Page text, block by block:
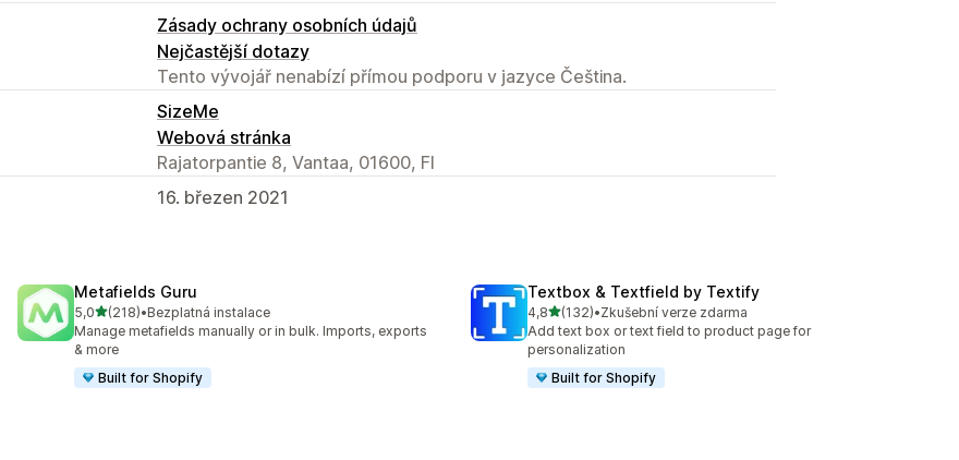
Zásady ochrany osobních údajů
Nejčastější dotazy
Tento vývojář nenabízí přímou podporu v jazyce Čeština.
SizeMe
Webová stránka
Rajatorpantie 8, Vantaa, 01600, FI
16. březen 2021
Metafields Guru
5,0z 5 hvězd
(218)
Celkový počet recenzí: 218
•Bezplatná instalace
Manage metafields manually or in bulk. Imports, exports
& more
Built for Shopify
Textbox & Textfield by Textify
4,8z 5 hvězd
(132)
Celkový počet recenzí: 132
•Zkušební verze zdarma
Add text box or text field to product page for
personalization
Built for Shopify